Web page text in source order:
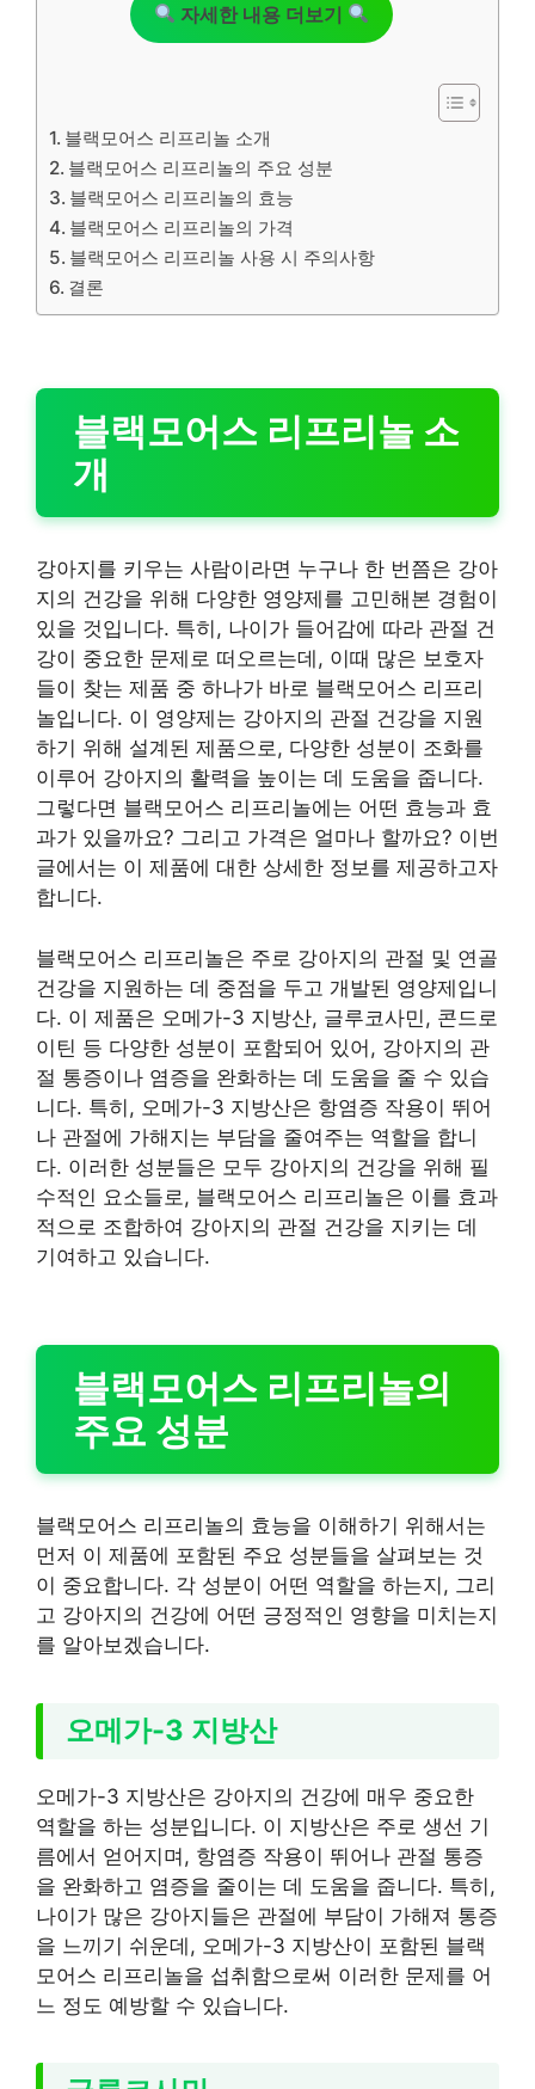
자세한 내용 더보기
블랙모어스 리프리놀 소개
블랙모어스 리프리놀의 주요 성분
블랙모어스 리프리놀의 효능
블랙모어스 리프리놀의 가격
블랙모어스 리프리놀 사용 시 주의사항
결론
블랙모어스 리프리놀 소
개
강아지를 키우는 사람이라면 누구나 한 번쯤은 강아
지의 건강을 위해 다양한 영양제를 고민해본 경험이
있을 것입니다. 특히, 나이가 들어감에 따라 관절 건
강이 중요한 문제로 떠오르는데, 이때 많은 보호자
들이 찾는 제품 중 하나가 바로 블랙모어스 리프리
놀입니다. 이 영양제는 강아지의 관절 건강을 지원
하기 위해 설계된 제품으로, 다양한 성분이 조화를
이루어 강아지의 활력을 높이는 데 도움을 줍니다.
그렇다면 블랙모어스 리프리놀에는 어떤 효능과 효
과가 있을까요? 그리고 가격은 얼마나 할까요? 이번
글에서는 이 제품에 대한 상세한 정보를 제공하고자
합니다.
블랙모어스 리프리놀은 주로 강아지의 관절 및 연골
건강을 지원하는 데 중점을 두고 개발된 영양제입니
다. 이 제품은 오메가-3 지방산, 글루코사민, 콘드로
이틴 등 다양한 성분이 포함되어 있어, 강아지의 관
절 통증이나 염증을 완화하는 데 도움을 줄 수 있습
니다. 특히, 오메가-3 지방산은 항염증 작용이 뛰어
나 관절에 가해지는 부담을 줄여주는 역할을 합니
다. 이러한 성분들은 모두 강아지의 건강을 위해 필
수적인 요소들로, 블랙모어스 리프리놀은 이를 효과
적으로 조합하여 강아지의 관절 건강을 지키는 데
기여하고 있습니다.
블랙모어스 리프리놀의
주요 성분
블랙모어스 리프리놀의 효능을 이해하기 위해서는
먼저 이 제품에 포함된 주요 성분들을 살펴보는 것
이 중요합니다. 각 성분이 어떤 역할을 하는지, 그리
고 강아지의 건강에 어떤 긍정적인 영향을 미치는지
를 알아보겠습니다.
오메가-3 지방산
오메가-3 지방산은 강아지의 건강에 매우 중요한
역할을 하는 성분입니다. 이 지방산은 주로 생선 기
름에서 얻어지며, 항염증 작용이 뛰어나 관절 통증
을 완화하고 염증을 줄이는 데 도움을 줍니다. 특히,
나이가 많은 강아지들은 관절에 부담이 가해져 통증
을 느끼기 쉬운데, 오메가-3 지방산이 포함된 블랙
모어스 리프리놀을 섭취함으로써 이러한 문제를 어
느 정도 예방할 수 있습니다.